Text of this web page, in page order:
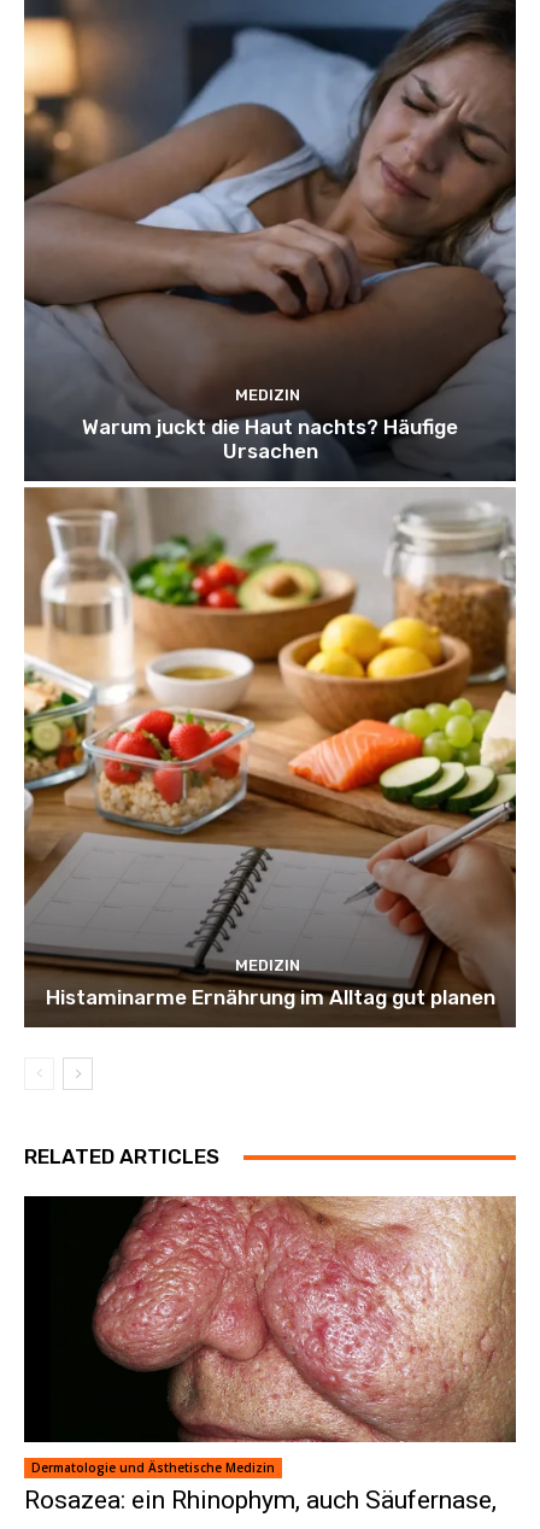
MEDIZIN
Warum juckt die Haut nachts? Häufige
Ursachen
MEDIZIN
Histaminarme Ernährung im Alltag gut planen
RELATED ARTICLES
Dermatologie und Ästhetische Medizin
Rosazea: ein Rhinophym, auch Säufernase,